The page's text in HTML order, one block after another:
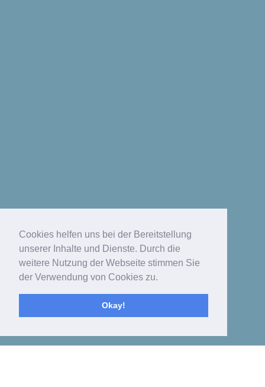
Cookies helfen uns bei der Bereitstellung
unserer Inhalte und Dienste. Durch die
weitere Nutzung der Webseite stimmen Sie
der Verwendung von Cookies zu.
Okay!